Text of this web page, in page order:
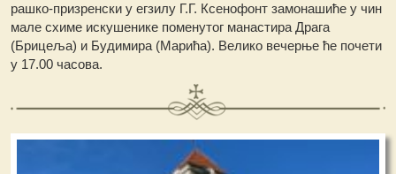
рашко-призренски у егзилу Г.Г. Ксенофонт замонашиће у чин
мале схиме искушенике поменутог манастира Драга
(Брицеља) и Будимира (Марића). Велико вечерње ће почети
у 17.00 часова.